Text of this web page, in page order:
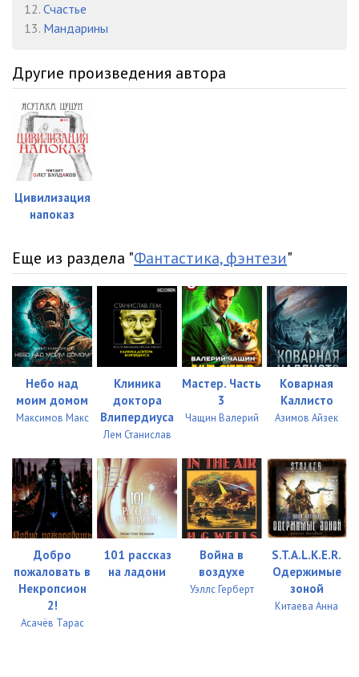
12. Счастье
13. Мандарины
Другие произведения автора
Цивилизация
напоказ
Еще из раздела "Фантастика, фэнтези"
Небо над
моим домом
Максимов Макс
Клиника
доктора
Влипердиуса
Лем Станислав
Мастер. Часть
3
Чащин Валерий
Коварная
Каллисто
Азимов Айзек
Добро
пожаловать в
Некропсион
2!
Асачёв Тарас
101 рассказ
на ладони
Война в
воздухе
Уэллс Герберт
S.T.A.L.K.E.R.
Одержимые
зоной
Китаева Анна